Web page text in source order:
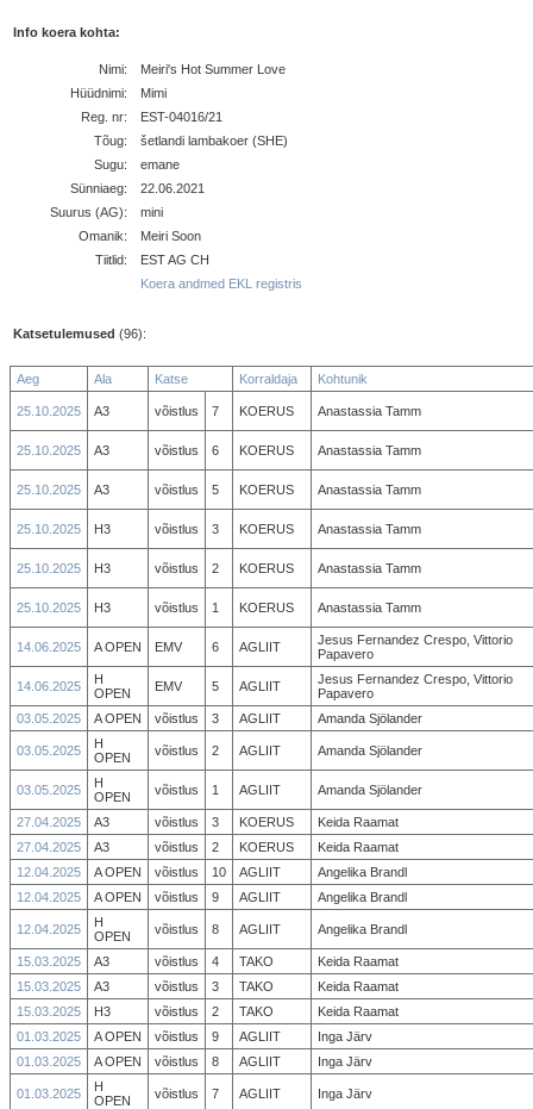
Info koera kohta:
Nimi:
Meiri's Hot Summer Love
Hüüdnimi:
Mimi
Reg. nr:
EST-04016/21
Tõug:
šetlandi lambakoer (SHE)
Sugu:
emane
Sünniaeg:
22.06.2021
Suurus (AG):
mini
Omanik:
Meiri Soon
Tiitlid:
EST AG CH
Koera andmed EKL registris
Katsetulemused (96):
Aeg Ala Katse Korraldaja Kohtunik
25.10.2025 A3 võistlus 7 KOERUS Anastassia Tamm
25.10.2025 A3 võistlus 6 KOERUS Anastassia Tamm
25.10.2025 A3 võistlus 5 KOERUS Anastassia Tamm
25.10.2025 H3 võistlus 3 KOERUS Anastassia Tamm
25.10.2025 H3 võistlus 2 KOERUS Anastassia Tamm
25.10.2025 H3 võistlus 1 KOERUS Anastassia Tamm
14.06.2025 A OPEN EMV 6 AGLIIT
Jesus Fernandez Crespo, Vittorio
Papavero
14.06.2025
H
OPEN
EMV 5 AGLIIT
Jesus Fernandez Crespo, Vittorio
Papavero
03.05.2025
A OPEN võistlus 3 AGLIIT Amanda Sjölander
03.05.2025
H
OPEN
võistlus 2 AGLIIT Amanda Sjölander
03.05.2025
H
OPEN
võistlus 1 AGLIIT Amanda Sjölander
27.04.2025 A3 võistlus 3 KOERUS
Keida Raamat
27.04.2025
A3 võistlus 2 KOERUS
Keida Raamat
12.04.2025
A OPEN võistlus 10 AGLIIT
Angelika Brandl
12.04.2025
A OPEN võistlus 9 AGLIIT Angelika Brandl
12.04.2025
H
OPEN
võistlus 8 AGLIIT Angelika Brandl
15.03.2025 A3 võistlus 4 TAKO
Keida Raamat
15.03.2025
A3 võistlus 3 TAKO
Keida Raamat
15.03.2025
H3 võistlus 2 TAKO
Keida Raamat
01.03.2025
A OPEN võistlus 9 AGLIIT
Inga Järv
01.03.2025
A OPEN võistlus 8 AGLIIT Inga Järv
01.03.2025
H
OPEN
võistlus 7 AGLIIT Inga Järv